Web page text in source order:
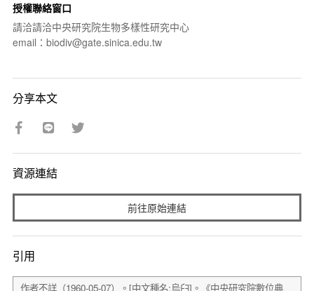
授權聯絡窗口
請洽請洽中央研究院生物多樣性研究中心
email：biodiv@gate.sinica.edu.tw
分享本文
資源連結
前往原始連結
引用